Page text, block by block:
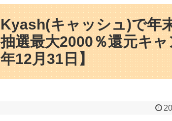
Kyash(キャッシュ)で年
抽選最大2000％還元キ
年12月31日】